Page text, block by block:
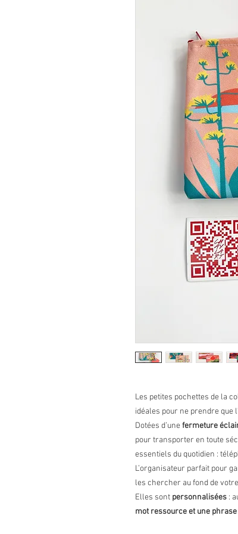
Les petites pochettes de la
idéales pour ne prendre que
Dotées d’unefermeture
pour transporter en toute
essentiels du quotidien :
L’organisateur parfait pour
les chercher au fond de
Elles sont personnalisées :
mot ressource et une